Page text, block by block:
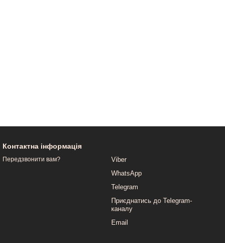
Контактна інформація
Передзвонити вам?
Viber
WhatsApp
Telegram
Приєднатись до Telegram-
каналу
Email